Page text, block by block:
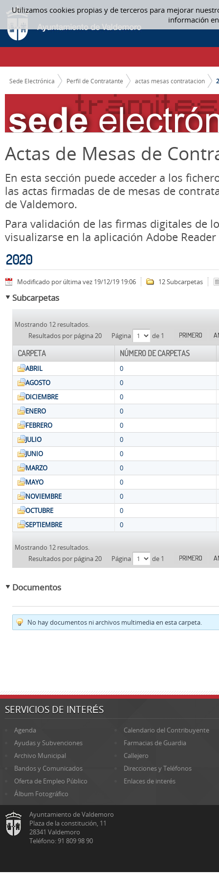
Utilizamos cookies propias y de terceros para mejorar
información
Saltar al contenido
2020 - ACTAS MESAS CONTRATACION
CAMINO DE MIGAS
Sede Electrónica Perfil de Contratante actas mesas contratacion
Actas de Mesas de
En esta sección puede acceder a los
las actas firmadas de de mesas de
de Valdemoro.
Para validación de las firmas digitales de
visualizarse en la aplicación Adobe Reader
2020
Modificado por última vez 19/12/19 19:06 12 Subcarpetas
Subcarpetas
Mostrando 12 resultados.
Resultados por página 20
Página de 1 PRIMERO
CARPETA NÚMERO DE CARPETAS
ABRIL
0
AGOSTO
0
DICIEMBRE
0
ENERO
0
FEBRERO
0
JULIO
0
JUNIO
0
MARZO
0
MAYO
0
NOVIEMBRE
0
OCTUBRE
0
SEPTIEMBRE
0
Mostrando 12 resultados.
Resultados por página 20
Página de 1 PRIMERO
Documentos
No hay documentos ni archivos multimedia en esta carpeta.
SERVICIOS DE INTERÉS
Agenda
Calendario del Contribuyente
Ayudas y Subvenciones
Farmacias de Guardia
Archivo Municipal
Callejero
Bandos y Comunicados
Direcciones y Teléfonos
Oferta de Empleo Público
Enlaces de interés
Álbum Fotográfico
Ayuntamiento de Valdemoro
Plaza de la constitución, 11
28341 Valdemoro
Teléfono: 91 809 98 90